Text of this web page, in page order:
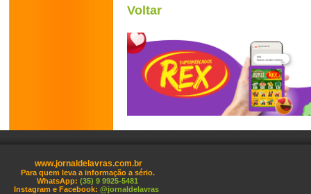
Voltar
www.jornaldelavras.com.br
Para quem leva a informação a sério.
WhatsApp: (35) 9 9925-5481
Instagram e Facebook: @jornaldelavras